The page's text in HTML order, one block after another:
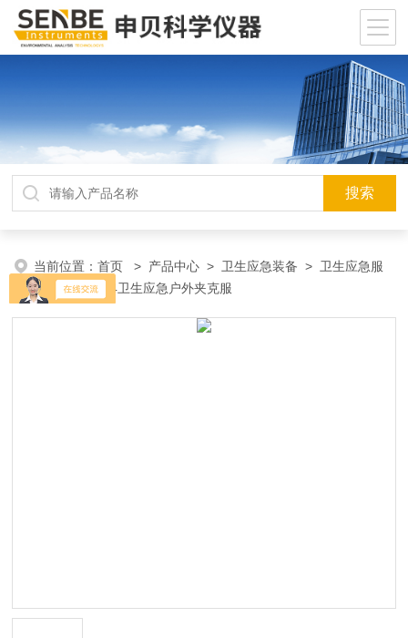
当前位置：首页 > 产品中心 > 卫生应急装备 > 卫生应急服
装
> BW2014卫生应急户外夹克服